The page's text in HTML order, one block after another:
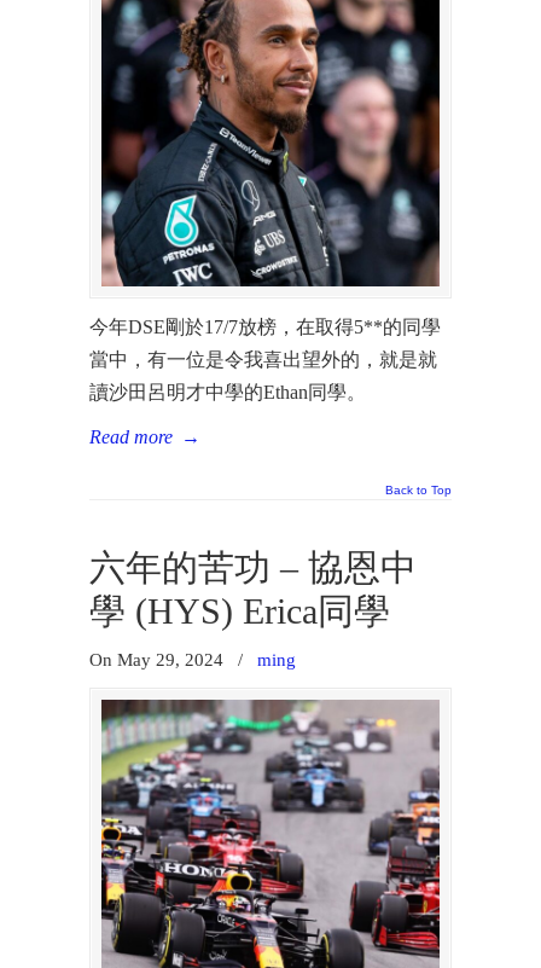
今年DSE剛於17/7放榜，在取得5**的同學
當中，有一位是令我喜出望外的，就是就
讀沙田呂明才中學的Ethan同學。
Read more →
Back to Top
六年的苦功 – 協恩中
學 (HYS) Erica同學
On May 29, 2024 / ming